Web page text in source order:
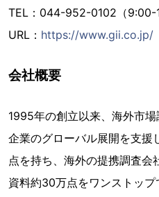
TEL：044-952-0102（9:00-
URL： https://www.gii.co.jp/
会社概要
1995年の創立以来、海外市
企業のグローバル展開を支援
点を持ち、海外の提携調査
資料約30万点をワンストッ